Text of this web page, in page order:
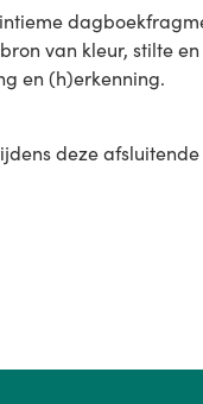
van kleur, stilte
en (h)erkenning.
deze